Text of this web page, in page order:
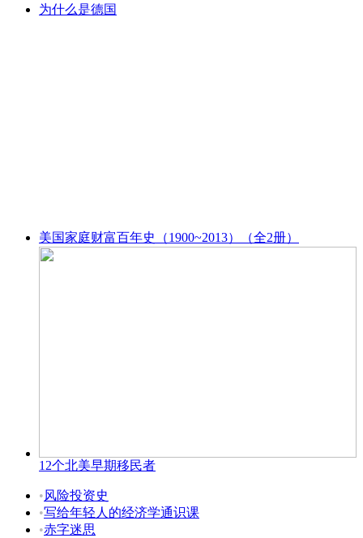
为什么是德国
美国家庭财富百年史（1900~2013）（全2册）
12个北美早期移民者
•风险投资史
•写给年轻人的经济学通识课
•赤字迷思